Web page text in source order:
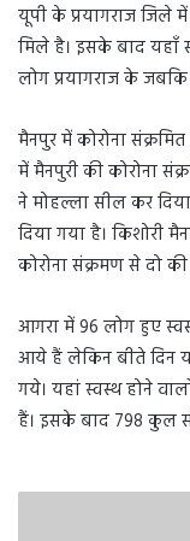
यूपी के प्रयागराज जिले
मिले है। इसके बाद यहाँ
लोग प्रयागराज के
मैनपुर में कोरोना
में मैनपुरी की कोरोना
ने मोहल्ला सील कर
दिया गया है। किशोरी
कोरोना संक्रमण से दो
आगरा में 96 लोग हुए
आये हैं लेकिन बीते दिन
गये। यहां स्वस्थ होने
हैं। इसके बाद 798 कुल